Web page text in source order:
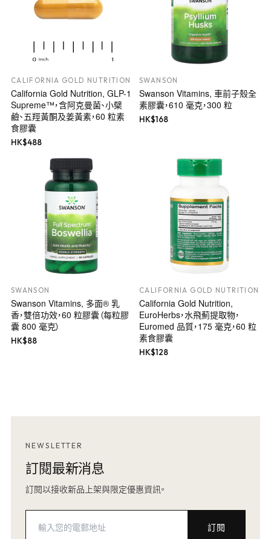
CALIFORNIA GOLD NUTRITION
California Gold Nutrition, GLP-1
Supreme™，含阿克曼菌、小檗
鹼、五羥黃酮及姜黃素，60 粒素
食膠囊
HK$488
SWANSON
Swanson Vitamins, 車前子殼全
素膠囊，610 毫克，300 粒
HK$168
SWANSON
Swanson Vitamins, 多面® 乳
香，雙倍功效，60 粒膠囊（每粒膠
囊 800 毫克）
HK$88
CALIFORNIA GOLD NUTRITION
California Gold Nutrition,
EuroHerbs，水飛薊提取物，
Euromed 品質，175 毫克，60 粒
素食膠囊
HK$128
NEWSLETTER
訂閱最新消息
訂閱以接收新品上架與限定優惠資訊。
訂閱